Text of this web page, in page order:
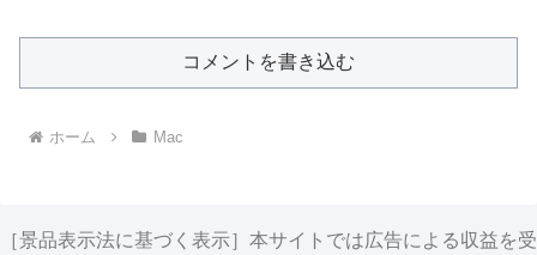
コメントを書き込む
ホーム Mac
［景品表示法に基づく表示］本サイトでは広告による収益を受